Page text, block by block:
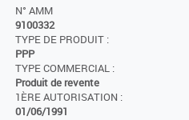
N° AMM
9100332
TYPE DE PRODUIT :
PPP
TYPE COMMERCIAL :
Produit de revente
1ÈRE AUTORISATION :
01/06/1991